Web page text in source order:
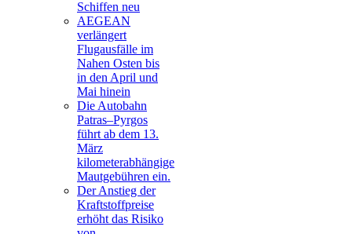
Schiffen neu
AEGEAN
verlängert
Flugausfälle im
Nahen Osten bis
in den April und
Mai hinein
Die Autobahn
Patras–Pyrgos
führt ab dem 13.
März
kilometerabhängige
Mautgebühren ein.
Der Anstieg der
Kraftstoffpreise
erhöht das Risiko